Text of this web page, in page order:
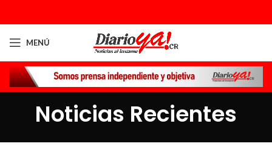
MENÚ
Noticias Recientes